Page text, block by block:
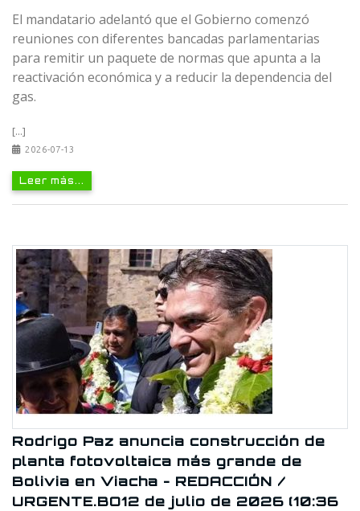
El mandatario adelantó que el Gobierno comenzó
reuniones con diferentes bancadas parlamentarias
para remitir un paquete de normas que apunta a la
reactivación económica y a reducir la dependencia del
gas.
[...]
2026-07-13
Leer más...
Rodrigo Paz anuncia construcción de
planta fotovoltaica más grande de
Bolivia en Viacha - REDACCIÓN /
URGENTE.BO12 de julio de 2026 (10:36